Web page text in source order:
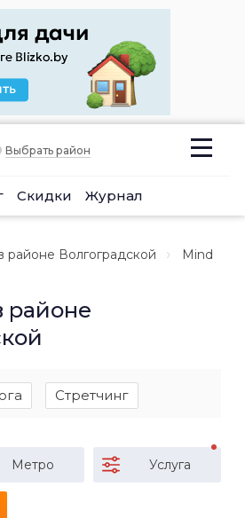
Выбрать район
Скидки Журнал
районе Волгоградской
Mind
районе
Стретчинг
Метро Услуга